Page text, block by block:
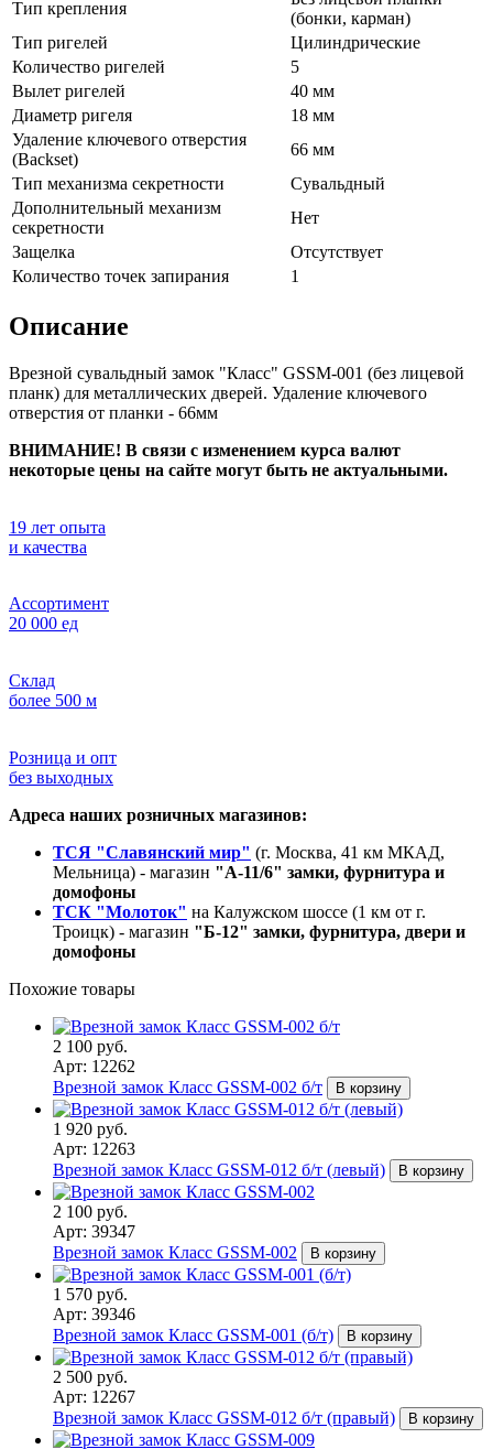
Тип крепления
(бонки, карман)
Тип ригелей
Цилиндрические
Количество ригелей
5
Вылет ригелей
40 мм
Диаметр ригеля
18 мм
Удаление ключевого отверстия
(Backset)
66 мм
Тип механизма секретности
Сувальдный
Дополнительный механизм
секретности
Нет
Защелка
Отсутствует
Количество точек запирания
1
Описание
Врезной сувальдный замок "Класс" GSSM-001 (без лицевой
планк) для металлических дверей. Удаление ключевого
отверстия от планки - 66мм
ВНИМАНИЕ! В связи с изменением курса валют
некоторые цены на сайте могут быть не актуальными.
19 лет опыта
и качества
Ассортимент
20 000 ед
Склад
более 500 м
Розница и опт
без выходных
Адреса наших розничных магазинов:
ТСЯ "Славянский мир" (г. Москва, 41 км МКАД,
Мельница) - магазин "А-11/6" замки, фурнитура и
домофоны
ТСК "Молоток" на Калужском шоссе (1 км от г.
Троицк) - магазин "Б-12" замки, фурнитура, двери и
домофоны
Похожие товары
2 100 руб.
Арт: 12262
Врезной замок Класс GSSM-002 б/т
В корзину
1 920 руб.
Арт: 12263
Врезной замок Класс GSSM-012 б/т (левый)
В корзину
2 100 руб.
Арт: 39347
Врезной замок Класс GSSM-002
В корзину
1 570 руб.
Арт: 39346
Врезной замок Класс GSSM-001 (б/т)
В корзину
2 500 руб.
Арт: 12267
Врезной замок Класс GSSM-012 б/т (правый)
В корзину